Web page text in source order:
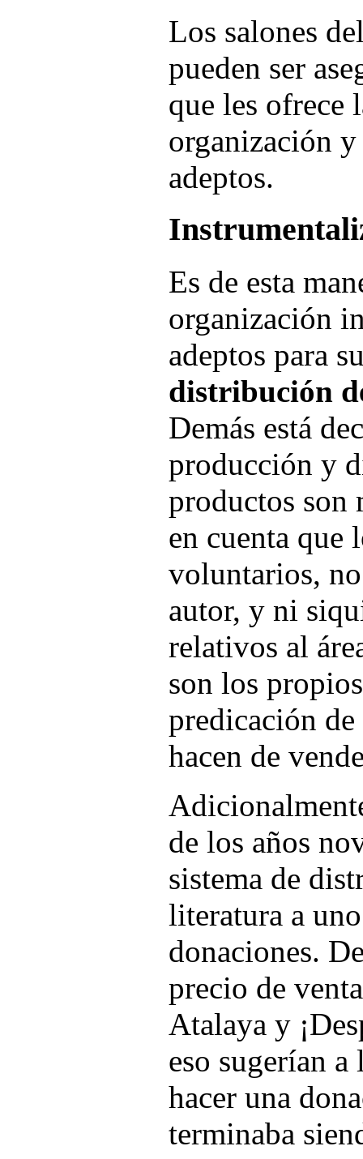
Los salones
pueden ser
que les ofrece
organización
adeptos.
Es de esta
organización
adeptos para
distribución
Demás está
producción y
productos son
en cuenta que
voluntarios,
autor, y ni
relativos al
son los
predicación de
hacen de
de los años
sistema de
literatura a
donaciones.
precio de
Atalaya y
eso sugerían a
hacer una
terminaba